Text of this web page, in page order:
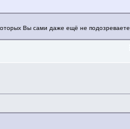
Вы сами даже ещё не подозреваете.